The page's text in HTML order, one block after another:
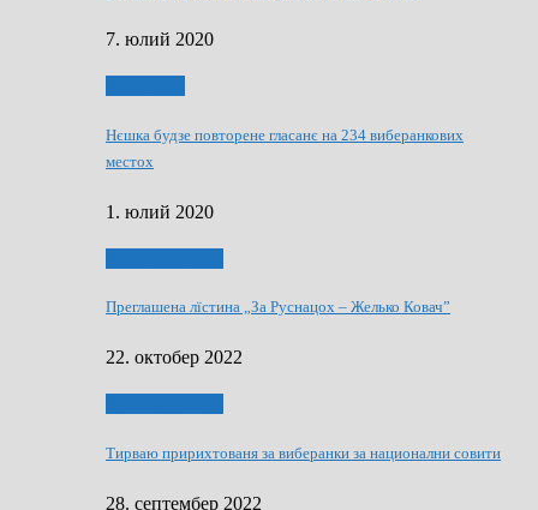
7. юлий 2020
Нєшка будзе повторене гласанє на 234 виберанкових
местох
1. юлий 2020
Преглашена лїстина „За Руснацох – Желько Ковач”
22. октобер 2022
Тирваю пририхтованя за виберанки за национални совити
28. септембер 2022